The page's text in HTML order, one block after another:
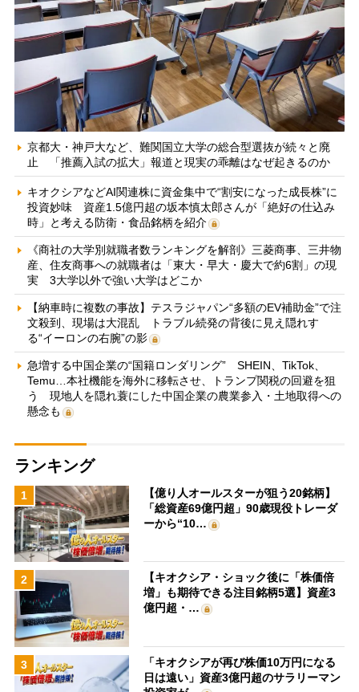
京都大・神戸大など、難関国立大学の総合型選抜が続々と廃
止 「推薦入試の拡大」報道と現実の乖離はなぜ起きるのか
キオクシアなどAI関連株に資金集中で“割安になった成長株”に
投資妙味 資産1.5億円超の坂本慎太郎さんが「絶好の仕込み
時」と考える防衛・食品銘柄を紹介
《商社の大学別就職者数ランキングを解剖》三菱商事、三井物
産、住友商事への就職者は「東大・早大・慶大で約6割」の現
実 3大学以外で強い大学はどこか
【納車時に複数の事故】テスラジャパン“多額のEV補助金”で注
文殺到、現場は大混乱 トラブル続発の背後に見え隠れす
る“イーロンの右腕”の影
急増する中国企業の“国籍ロンダリング” SHEIN、TikTok、
Temu…本社機能を海外に移転させ、トランプ関税の回避を狙
う 現地人を隠れ蓑にした中国企業の農業参入・土地取得への
懸念も
ランキング
1
【億り人オールスターが狙う20銘柄】
「総資産69億円超」90歳現役トレーダ
ーから“10…
2
【キオクシア・ショック後に「株価倍
増」も期待できる注目銘柄5選】資産3
億円超・…
3
「キオクシアが再び株価10万円になる
日は遠い」資産3億円超のサラリーマン